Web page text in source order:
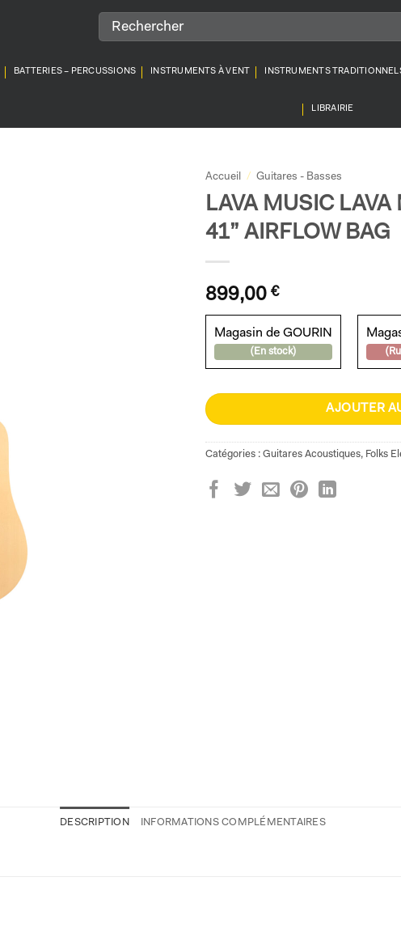
BATTERIES – PERCUSSIONS INSTRUMENTS À VENT INSTRUMENTS
LIBRAIRIE
Accueil / Guitares - Basses
LAVA MUSIC LAVA
41” AIRFLOW BAG
899,00 €
Magasin de GOURIN
(En stock)
AJOUTER
Catégories : Guitares Acoustiques, Folks
DESCRIPTION INFORMATIONS COMPLÉMENTAIRES